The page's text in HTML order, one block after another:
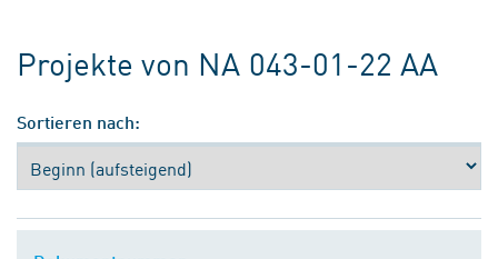
Projekte von NA 043-01-22 AA
Sortieren nach: